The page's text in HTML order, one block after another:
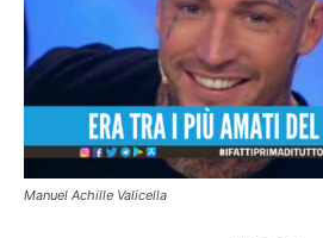
Manuel Achille Valicella